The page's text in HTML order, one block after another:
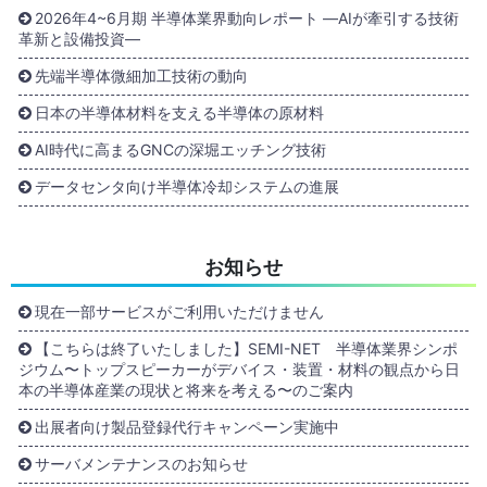
2026年4~6月期 半導体業界動向レポート ―AIが牽引する技術
革新と設備投資―
先端半導体微細加工技術の動向
日本の半導体材料を支える半導体の原材料
AI時代に高まるGNCの深堀エッチング技術
データセンタ向け半導体冷却システムの進展
お知らせ
現在一部サービスがご利用いただけません
【こちらは終了いたしました】SEMI-NET 半導体業界シンポ
ジウム〜トップスピーカーがデバイス・装置・材料の観点から日
本の半導体産業の現状と将来を考える〜のご案内
出展者向け製品登録代行キャンペーン実施中
サーバメンテナンスのお知らせ